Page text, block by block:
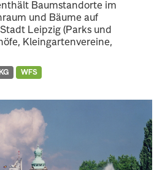
Baumstandorte im
und Bäume auf
Leipzig (Parks und
Kleingartenvereine,
WFS